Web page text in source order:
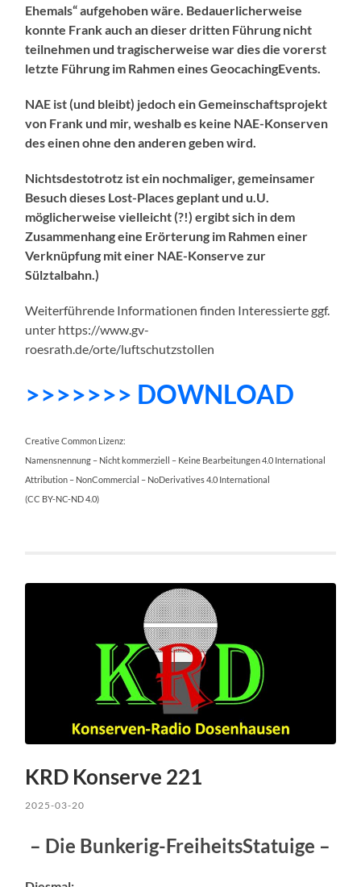
Ehemals“ aufgehoben wäre. Bedauerlicherweise
konnte Frank auch an dieser dritten Führung nicht
teilnehmen und tragischerweise war dies die vorerst
letzte Führung im Rahmen eines GeocachingEvents.
NAE ist (und bleibt) jedoch ein Gemeinschaftsprojekt
von Frank und mir, weshalb es keine NAE-Konserven
des einen ohne den anderen geben wird.
Nichtsdestotrotz ist ein nochmaliger, gemeinsamer
Besuch dieses Lost-Places geplant und u.U.
möglicherweise vielleicht (?!) ergibt sich in dem
Zusammenhang eine Erörterung im Rahmen einer
Verknüpfung mit einer NAE-Konserve zur
Sülztalbahn.)
Weiterführende Informationen finden Interessierte ggf.
unter https://www.gv-
roesrath.de/orte/luftschutzstollen
>>>>>>> DOWNLOAD
Creative Common Lizenz:
Namensnennung – Nicht kommerziell – Keine Bearbeitungen 4.0 International
Attribution – NonCommercial – NoDerivatives 4.0 International
(CC BY-NC-ND 4.0)
KRD Konserve 221
2025-03-20
– Die Bunkerig-FreiheitsStatuige –